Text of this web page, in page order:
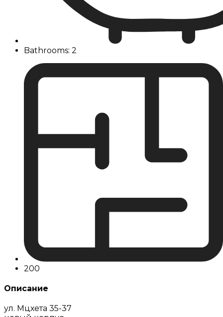
Bathrooms: 2
200
Описание
ул. Мцхета 35-37